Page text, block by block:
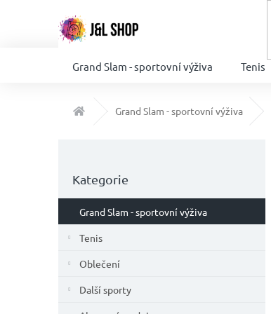
Grand Slam - sportovní výživa Tenis
Domů Grand Slam - sportovní výživa
a
kategorie
Kategorie
Grand Slam - sportovní výživa
Tenis
Oblečení
Další sporty